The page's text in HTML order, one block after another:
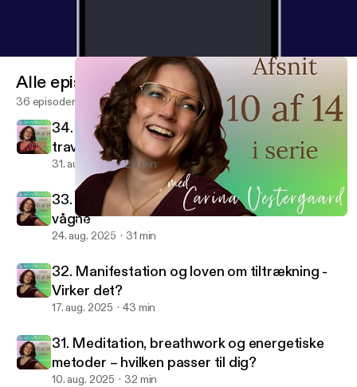
30. Krystaller i hverdagen: Din kontakt, din intuition, din energi
Skabsspirituel
Alle episoder
36 episoder
34. Hvordan integrerer man spiritualitet i en
travl hverdag
31. aug. 2025 20 min
33. Det spirituelle ego - Når vi tror vi er
vågne
24. aug. 2025 31 min
32. Manifestation og loven om tiltrækning -
Virker det?
17. aug. 2025 43 min
31. Meditation, breathwork og energetiske
metoder – hvilken passer til dig?
10. aug. 2025 32 min